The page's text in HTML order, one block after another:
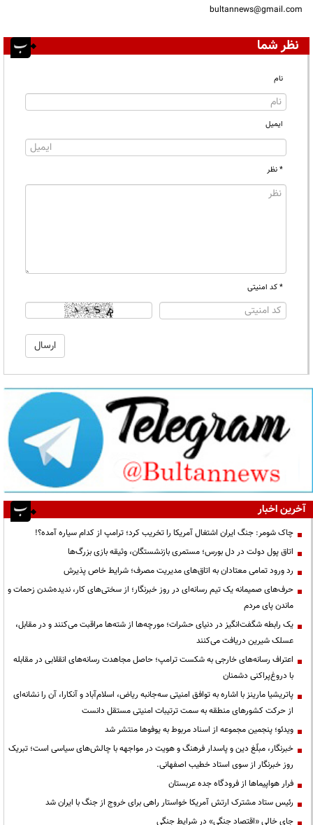
bultannews@gmail.com
نظر شما
نام
ایمیل
* نظر
* کد امنیتی
آخرین اخبار
چاک شومر: جنگ ایران اشتغال آمریکا را تخریب کرد؛ ترامپ از کدام سیاره آمده؟!
اتاق پول دولت در دل بورس؛ مستمری بازنشستگان، وثیقه بازی بزرگ‌ها
رد ورود تمامی معتادان به اتاق‌های مدیریت مصرف؛ شرایط خاص پذیرش
حرف‌های صمیمانه یک تیم رسانه‌ای در روز خبرنگار؛ از سختی‌های کار، ندیده‌شدن زحمات و
ماندن پای مردم
یک رابطه شگفت‌انگیز در دنیای حشرات؛ مورچه‌ها از شته‌ها مراقبت می‌کنند و در مقابل،
عسلک شیرین دریافت می‌کنند
اعتراف رسانه‌های خارجی به شکست ترامپ؛ حاصل مجاهدت رسانه‌های انقلابی در مقابله
با دروغ‌پراکنی دشمنان
پاتریشیا مارینز با اشاره به توافق امنیتی سه‌جانبه ریاض، اسلام‌آباد و آنکارا، آن را نشانه‌ای
از حرکت کشورهای منطقه به سمت ترتیبات امنیتی مستقل دانست
ویدئو؛ پنجمین مجموعه از اسناد مربوط به یوفوها منتشر شد
خبرنگار، مبلّغ دین و پاسدار فرهنگ و هویت در مواجهه با چالش‌های سیاسی است؛ تبریک
روز خبرنگار از سوی استاد خطیب اصفهانی.
فرار هواپیماها از فرودگاه جده عربستان
رئیس ستاد مشترک ارتش آمریکا خواستار راهی برای خروج از جنگ با ایران شد
جای خالی «اقتصاد جنگی» در شرایط جنگی